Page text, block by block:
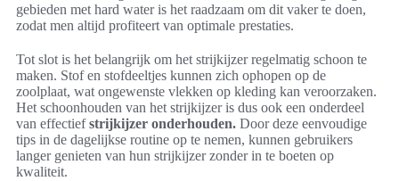
gebieden met hard water is het raadzaam om dit vaker te doen,
zodat men altijd profiteert van optimale prestaties.
Tot slot is het belangrijk om het strijkijzer regelmatig schoon te
maken. Stof en stofdeeltjes kunnen zich ophopen op de
zoolplaat, wat ongewenste vlekken op kleding kan veroorzaken.
Het schoonhouden van het strijkijzer is dus ook een onderdeel
van effectiefstrijkijzer onderhouden. Door deze eenvoudige
tips in de dagelijkse routine op te nemen, kunnen gebruikers
langer genieten van hun strijkijzer zonder in te boeten op
kwaliteit.